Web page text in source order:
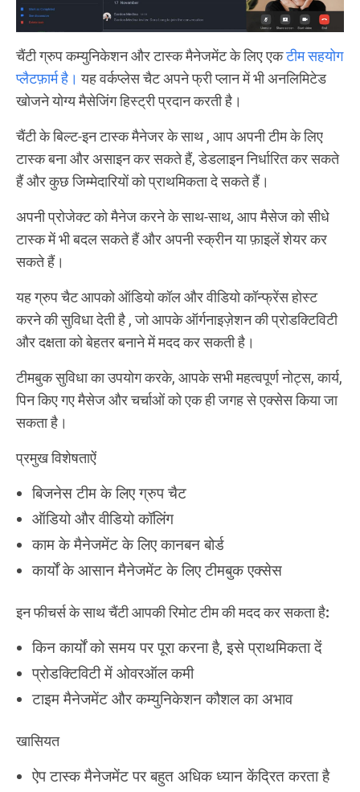
चैंटी ग्रुप कम्युनिकेशन और टास्क मैनेजमेंट के लिए एकटीम सहयोग
प्लैटफ़ार्म है।यह वर्कप्लेस चैट अपने फ्री प्लान में भी अनलिमिटेड
खोजने योग्य मैसेजिंग हिस्ट्री प्रदान करती है।
चैंटी के बिल्ट-इन टास्क मैनेजर के साथ , आप अपनी टीम के लिए
टास्क बना और असाइन कर सकते हैं, डेडलाइन निर्धारित कर सकते
हैं और कुछ जिम्मेदारियों को प्राथमिकता दे सकते हैं।
अपनी प्रोजेक्ट को मैनेज करने के साथ-साथ, आप मैसेज को सीधे
टास्क में भी बदल सकते हैं और अपनी स्क्रीन या फ़ाइलें शेयर कर
सकते हैं।
यह ग्रुप चैट आपको ऑडियो कॉल और वीडियो कॉन्फ्रेंस होस्ट
करने की सुविधा देती है , जो आपके ऑर्गनाइज़ेशन की प्रोडक्टिविटी
और दक्षता को बेहतर बनाने में मदद कर सकती है।
टीमबुक सुविधा का उपयोग करके, आपके सभी महत्वपूर्ण नोट्स, कार्य,
पिन किए गए मैसेज और चर्चाओं को एक ही जगह से एक्सेस किया जा
सकता है।
प्रमुख विशेषताऐं
बिजनेस टीम के लिए ग्रुप चैट
ऑडियो और वीडियो कॉलिंग
काम के मैनेजमेंट के लिए कानबन बोर्ड
कार्यों के आसान मैनेजमेंट के लिए टीमबुक एक्सेस
इन फीचर्स के साथ चैंटी आपकी रिमोट टीम की मदद कर सकता है:
किन कार्यों को समय पर पूरा करना है, इसे प्राथमिकता दें
प्रोडक्टिविटी में ओवरऑल कमी
टाइम मैनेजमेंट और कम्युनिकेशन कौशल का अभाव
खासियत
ऐप टास्क मैनेजमेंट पर बहुत अधिक ध्यान केंद्रित करता है